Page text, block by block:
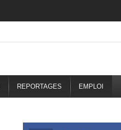
REPORTAGES EMPLOI